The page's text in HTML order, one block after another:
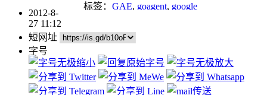
标签： GAE, goagent, google
2012-8-
27 11:12
短网址
字号